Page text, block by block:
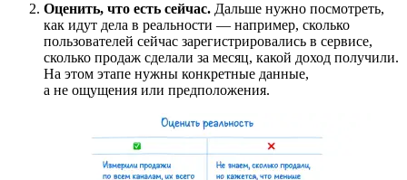
Оценить, что есть сейчас. Дальше нужно посмотреть,
как идут дела в реальности — например, сколько
пользователей сейчас зарегистрировались в сервисе,
сколько продаж сделали за месяц, какой доход получили.
На этом этапе нужны конкретные данные,
а не ощущения или предположения.